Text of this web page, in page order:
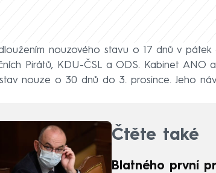
nouzového stavu o 17 dnů v pátek
Pirátů, KDU-ČSL a ODS. Kabinet ANO
nouze o 30 dnů do 3. prosince. Jeho
Čtěte také
Blatného první